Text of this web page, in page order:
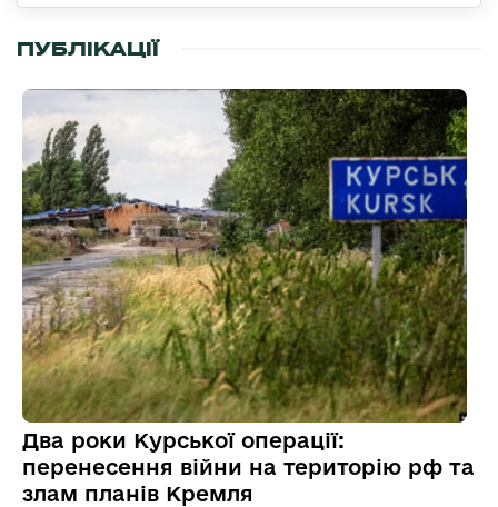
ПУБЛІКАЦІЇ
Два роки Курської операції:
перенесення війни на територію рф та
злам планів Кремля